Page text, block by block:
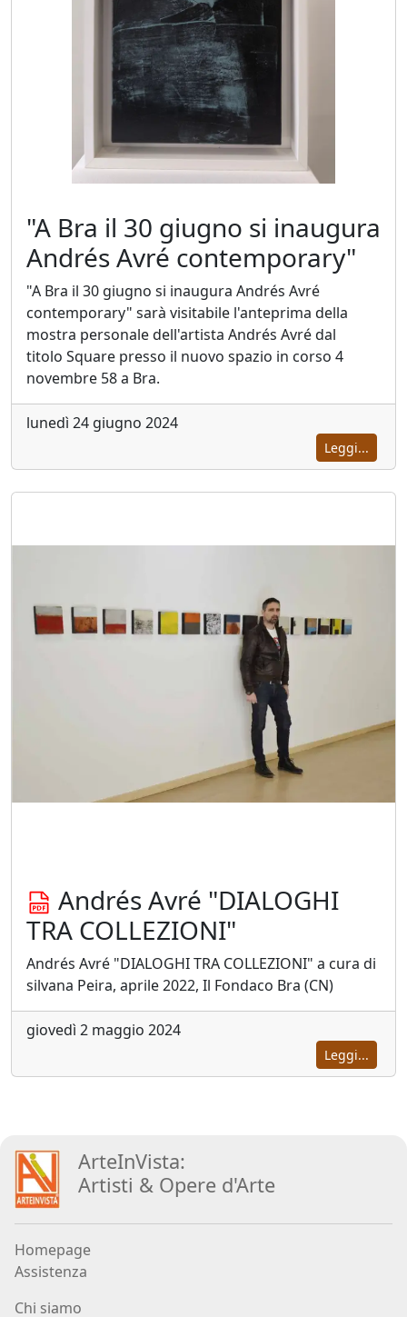
Elisabetta
Bacci
Antonio
Bardino
Mattia
Barone
Maria
Basile
Giuliana
Bellini
Franco
Bianchet
Andrea
Boscaro
Rikkardo
Brunetti
Alessandro
Giancarlo
"A Bra il 30 giugno si inaugura
Andrés Avré contemporary"
"A Bra il 30 giugno si inaugura Andrés Avré
contemporary" sarà visitabile l'anteprima della
mostra personale dell'artista Andrés Avré dal
titolo Square presso il nuovo spazio in corso 4
novembre 58 a Bra.
lunedì 24 giugno 2024
Leggi...
Andrés Avré "DIALOGHI
TRA COLLEZIONI"
Andrés Avré "DIALOGHI TRA COLLEZIONI" a cura di
silvana Peira, aprile 2022, Il Fondaco Bra (CN)
giovedì 2 maggio 2024
Leggi...
ArteInVista:
Artisti &Opere d'Arte
Homepage
Assistenza
Chi siamo